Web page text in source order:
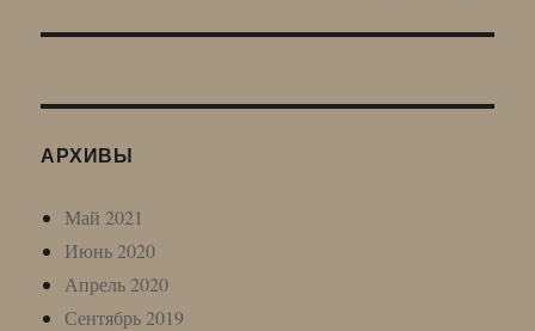
АРХИВЫ
Май 2021
Июнь 2020
Апрель 2020
Сентябрь 2019